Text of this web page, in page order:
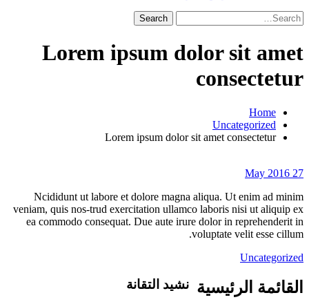
Search
for:
Lorem ipsum dolor sit amet
consectetur
Home
Uncategorized
Lorem ipsum dolor sit amet consectetur
27 May 2016
Ncididunt ut labore et dolore magna aliqua. Ut enim ad minim
veniam, quis nos-trud exercitation ullamco laboris nisi ut aliquip ex
ea commodo consequat. Due aute irure dolor in reprehenderit in
voluptate velit esse cillum.
Uncategorized
القائمة الرئيسية نشيد التقانة